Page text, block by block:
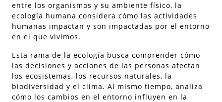
entre los organismos y su ambiente físico, la
ecología humana considera cómo las actividades
humanas impactan y son impactadas por el entorno
en el que vivimos.
Esta rama de la ecología busca comprender cómo
las decisiones y acciones de las personas afectan
los ecosistemas, los recursos naturales, la
biodiversidad y el clima. Al mismo tiempo, analiza
cómo los cambios en el entorno influyen en la